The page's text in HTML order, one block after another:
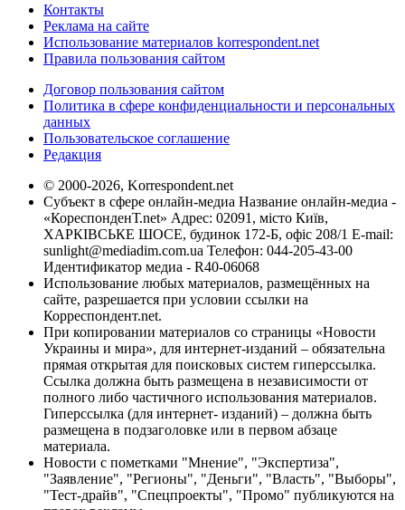
Контакты
Реклама на сайте
Использование материалов korrespondent.net
Правила пользования сайтом
Договор пользования сайтом
Политика в сфере конфиденциальности и персональных
данных
Пользовательское соглашение
Редакция
© 2000-2026, Korrespondent.net
Субъект в сфере онлайн-медиа Название онлайн-медиа -
«КореспонденТ.net» Адрес: 02091, місто Київ,
ХАРКІВСЬКЕ ШОСЕ, будинок 172-Б, офіс 208/1 E-mail:
sunlight@mediadim.com.ua Телефон: 044-205-43-00
Идентификатор медиа - R40-06068
Использование любых материалов, размещённых на
сайте, разрешается при условии ссылки на
Корреспондент.net.
При копировании материалов со страницы «Новости
Украины и мира», для интернет-изданий – обязательна
прямая открытая для поисковых систем гиперссылка.
Ссылка должна быть размещена в независимости от
полного либо частичного использования материалов.
Гиперссылка (для интернет- изданий) – должна быть
размещена в подзаголовке или в первом абзаце
материала.
Новости с пометками "Мнение", "Экспертиза",
"Заявление", "Регионы", "Деньги", "Власть", "Выборы",
"Тест-драйв", "Спецпроекты", "Промо" публикуются на